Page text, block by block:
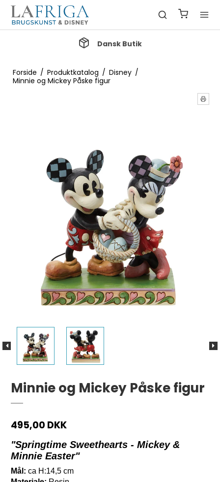
Gratis Fragt ved køb over 1000 kr.
Forside / Produktkatalog / Disney /
Minnie og Mickey Påske figur
Minnie og Mickey Påske figur
495,00 DKK
"Springtime Sweethearts - Mickey &
Minnie Easter"
Mål: ca H:14,5 cm